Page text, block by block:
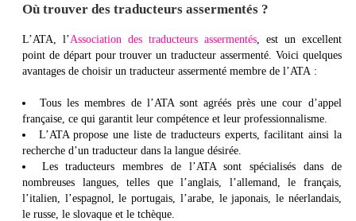
Où trouver des traducteurs assermentés ?
L’ATA, l’Association des traducteurs assermentés, est un excellent
point de départ pour trouver un traducteur assermenté. Voici quelques
avantages de choisir un traducteur assermenté membre de l’ATA :
Tous les membres de l’ATA sont agréés près une cour d’appel
française, ce qui garantit leur compétence et leur professionnalisme.
L’ATA propose une liste de traducteurs experts, facilitant ainsi la
recherche d’un traducteur dans la langue désirée.
Les traducteurs membres de l’ATA sont spécialisés dans de
nombreuses langues, telles que l’anglais, l’allemand, le français,
l’italien, l’espagnol, le portugais, l’arabe, le japonais, le néerlandais,
le russe, le slovaque et le tchèque.